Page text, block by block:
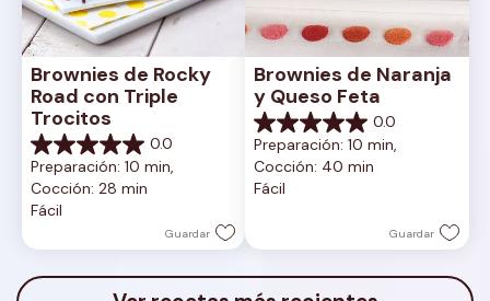
Brownies de Rocky
Road con Triple
Trocitos
0.0
0.0
de
5
estrellas.
Preparación: 10 min,
Cocción: 28 min
Fácil
Guardar
Brownies de Naranja
y Queso Feta
0.0
0.0
de
5
estrellas.
Preparación: 10 min,
Cocción: 40 min
Fácil
Guardar